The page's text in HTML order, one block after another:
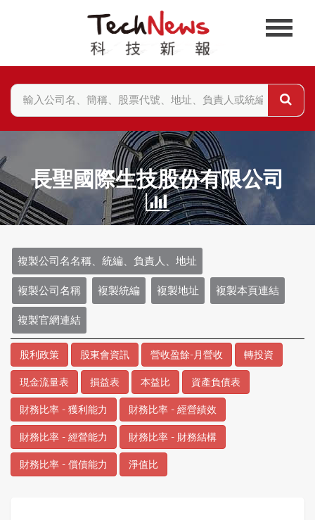
長聖國際生技股份有限公司
複製公司名名稱、統編、負責人、地址
複製公司名稱 複製統編 複製地址 複製本頁連結
複製官網連結
股利政策 股東會資訊 營收盈餘-月營收 轉投資
現金流量表 損益表 本益比 資產負債表
財務比率 - 獲利能力 財務比率 - 經營績效
財務比率 - 經營能力 財務比率 - 財務結構
財務比率 - 償債能力 淨值比